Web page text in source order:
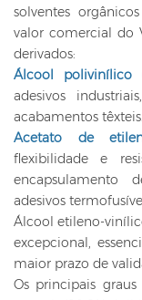
solventes
valor comercial do
derivados:
Álcool polivinílico
adesivos
acabamentos têxteis.
Acetato de
flexibilidade e
encapsulamento
adesivos
Álcool etileno-
excepcional,
maior prazo de
Os principais